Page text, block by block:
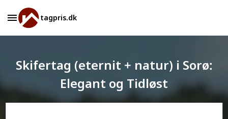
tagpris.dk
Skifertag (eternit + natur) i Sorø:
Elegant og Tidløst